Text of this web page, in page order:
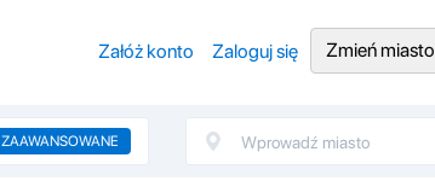
Załóż konto Zaloguj się Zmień miasto
ZAAWANSOWANE